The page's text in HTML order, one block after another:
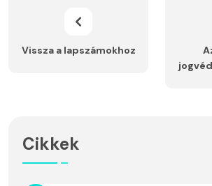
Vissza a lapszámokhoz
Cikkek